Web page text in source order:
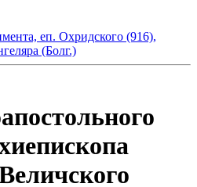
еп. Охридского (916),
(Болг.)